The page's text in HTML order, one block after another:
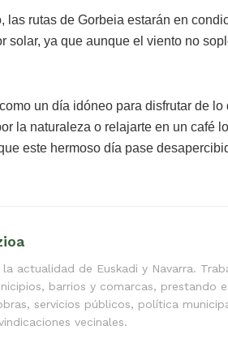
las rutas de Gorbeia estarán en
solar, ya que aunque el viento no
un día idóneo para disfrutar de
la naturaleza o relajarte en un café
este hermoso día pase
la actualidad de Euskadi y Navarra.
barrios y comarcas, prestando
servicios públicos, política
vecinales.